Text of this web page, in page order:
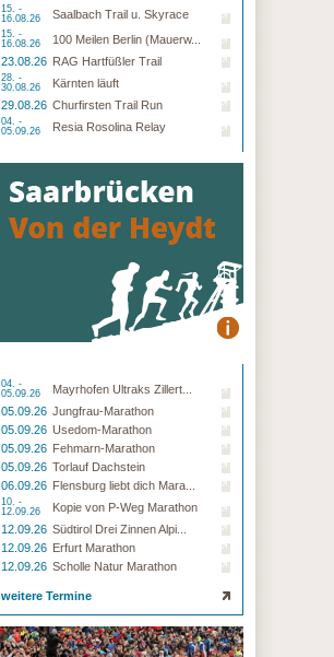
15. -
16.08.26
Saalbach Trail u. Skyrace
15. -
16.08.26
100 Meilen Berlin (Mauerw...
23.08.26 RAG Hartfüßler Trail
28. -
30.08.26
Kärnten läuft
29.08.26 Churfirsten Trail Run
04. -
05.09.26
Resia Rosolina Relay
04. -
05.09.26
Mayrhofen Ultraks Zillert...
05.09.26 Jungfrau-Marathon
05.09.26 Usedom-Marathon
05.09.26 Fehmarn-Marathon
05.09.26 Torlauf Dachstein
06.09.26 Flensburg liebt dich Mara...
10. -
12.09.26
Kopie von P-Weg Marathon
12.09.26 Südtirol Drei Zinnen Alpi...
12.09.26 Erfurt Marathon
12.09.26 Scholle Natur Marathon
weitere Termine